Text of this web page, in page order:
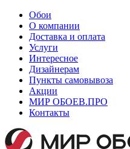
Обои
О компании
Доставка и оплата
Услуги
Интересное
Дизайнерам
Пункты самовывоза
Акции
МИР ОБОЕВ.ПРО
Контакты